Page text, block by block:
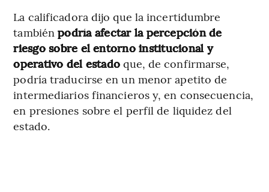
La calificadora dijo que la incertidumbre
tambiénpodría afectar la percepción de
riesgo sobre el entorno institucional y
operativo del estadoque, de confirmarse,
podría traducirse en un menor apetito de
intermediarios financieros y, en consecuencia,
en presiones sobre el perfil de liquidez del
estado.